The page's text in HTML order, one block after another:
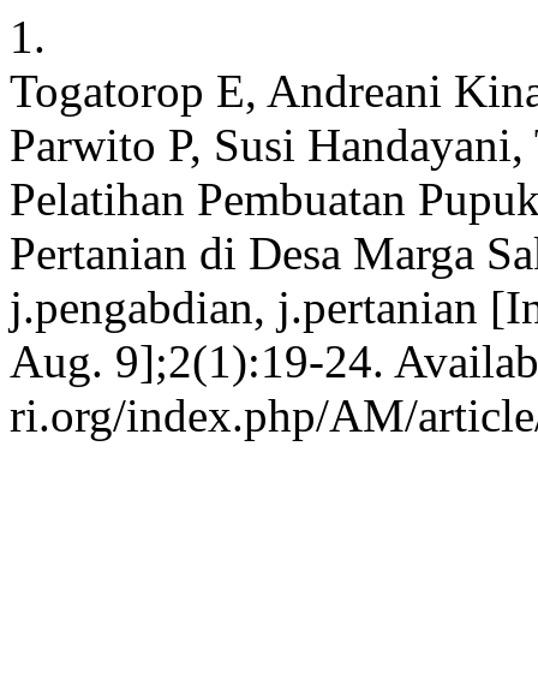
1.
Togatorop E, Andreani
Parwito P, Susi
Pelatihan Pembuatan
Pertanian di Desa Marga
j.pengabdian, j.pertanian
Aug. 9];2(1):19-24.
ri.org/index.php/AM/